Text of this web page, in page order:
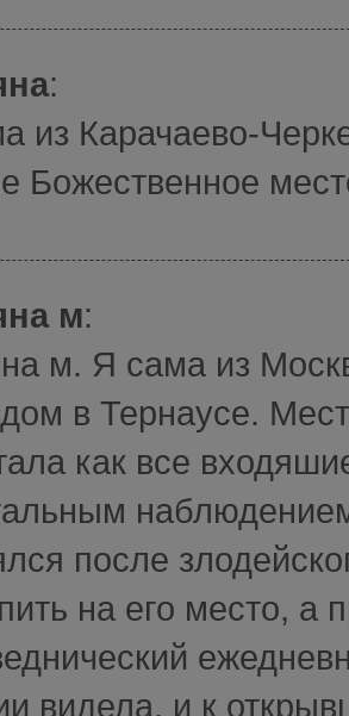
:
из Карачаево-
Божественное
м:
м. Я сама из
в Тернаусе.
как все
после
на его место, а
видела, и к